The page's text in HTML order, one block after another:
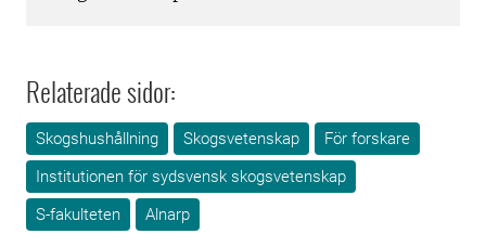
Relaterade sidor:
Skogshushållning Skogsvetenskap
För forskare
Institutionen för sydsvensk skogsvetenskap
S-fakulteten
Alnarp